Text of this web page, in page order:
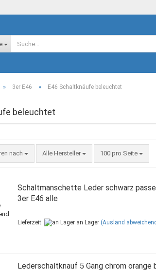
» 3er E46 » E46 Schaltknäufe beleuchtet
beleuchtet
nach Alle Hersteller 100 pro Seite
Schaltmanschette Leder schwarz
3er E46 alle
Lieferzeit: an Lager (Ausland
Lederschaltknauf 5 Gang chrom